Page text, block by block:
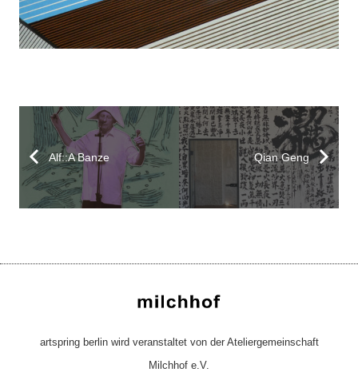
Alf::A Banze Qian Geng
artspring berlin wird veranstaltet von der Ateliergemeinschaft
Milchhof e.V.